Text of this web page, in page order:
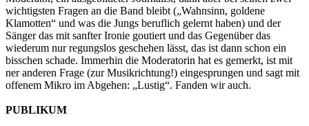
wichtigsten Fragen an die Band bleibt („Wahnsinn, goldene
Klamotten“ und was die Jungs beruflich gelernt haben) und der
Sänger das mit sanfter Ironie goutiert und das Gegenüber das
wiederum nur regungslos geschehen lässt, das ist dann schon ein
bisschen schade. Immerhin die Moderatorin hat es gemerkt, ist mit
ner anderen Frage (zur Musikrichtung!) eingesprungen und sagt mit
offenem Mikro im Abgehen: „Lustig“. Fanden wir auch.
PUBLIKUM